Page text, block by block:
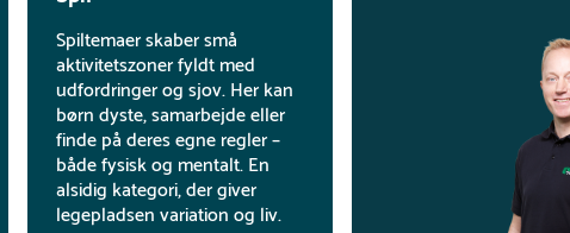
Spiltemaer skaber små
aktivitetszoner fyldt med
udfordringer og sjov. Her kan
børn dyste, samarbejde eller
finde på deres egne regler –
både fysisk og mentalt. En
alsidig kategori, der giver
legepladsen variation og liv.